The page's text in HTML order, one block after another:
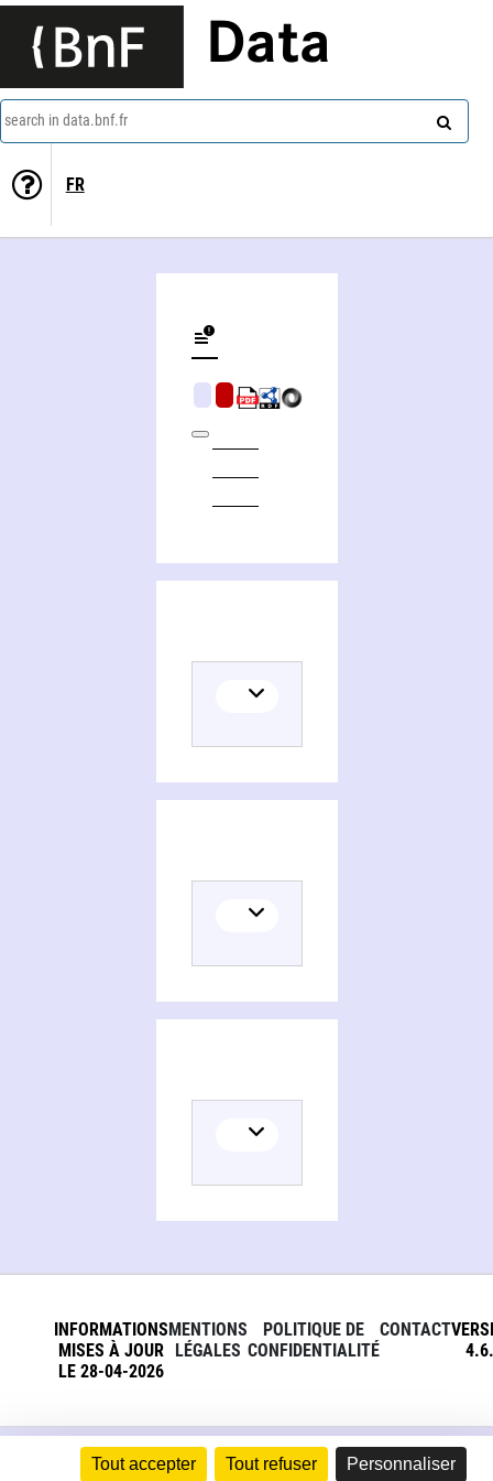
Tout accepter Tout refuser Personnaliser
Data
search in data.bnf.fr
FR
INFORMATIONS
MISES À JOUR
LE 28-04-2026
MENTIONS
LÉGALES
POLITIQUE DE
CONFIDENTIALITÉ
CONTACT